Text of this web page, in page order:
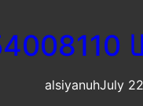
alsiyanuhJuly